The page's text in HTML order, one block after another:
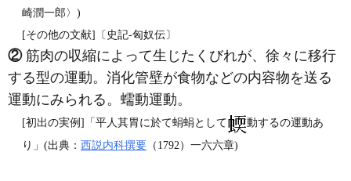
崎潤一郎〉)
[その他の文献]〔史記‐匈奴伝〕
②筋肉の収縮によって生じたくびれが、徐々に移行
する型の運動。消化管壁が食物などの内容物を送る
運動にみられる。蠕動運動。
[初出の実例]「平人其胃に於て蜎蜎として
動するの運動あ
り」(出典： 西説内科撰要 （1792）一六六章)